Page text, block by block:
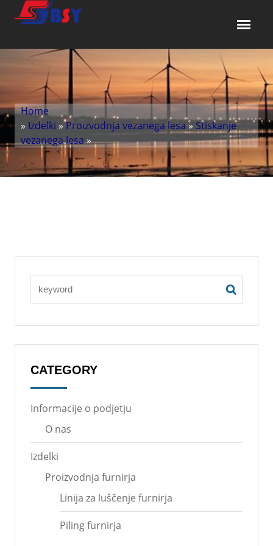
Home
» Izdelki »Proizvodnja vezanega lesa » Stiskanje
vezanega lesa»
CATEGORY
Informacije o podjetju
O nas
Izdelki
Proizvodnja furnirja
Linija za luščenje furnirja
Piling furnirja